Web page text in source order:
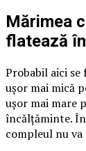
Mărimea
flatează
Probabil aici se
ușor mai mică
ușor mai mare
încălțăminte.
compleul nu